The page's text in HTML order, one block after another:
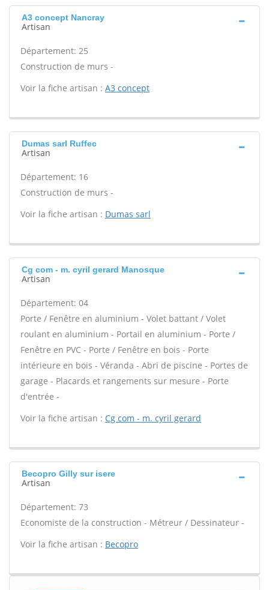
A3 concept Nancray
Artisan
Département: 25
Construction de murs -
Voir la fiche artisan : A3 concept
Dumas sarl Ruffec
Artisan
Département: 16
Construction de murs -
Voir la fiche artisan : Dumas sarl
Cg com - m. cyril gerard Manosque
Artisan
Département: 04
Porte / Fenêtre en aluminium - Volet battant / Volet
roulant en aluminium - Portail en aluminium - Porte /
Fenêtre en PVC - Porte / Fenêtre en bois - Porte
intérieure en bois - Véranda - Abri de piscine - Portes de
garage - Placards et rangements sur mesure - Porte
d'entrée -
Voir la fiche artisan : Cg com - m. cyril gerard
Becopro Gilly sur isere
Artisan
Département: 73
Economiste de la construction - Métreur / Dessinateur -
Voir la fiche artisan : Becopro